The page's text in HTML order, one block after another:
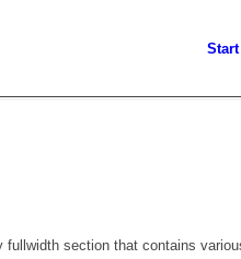
Start
section that contains